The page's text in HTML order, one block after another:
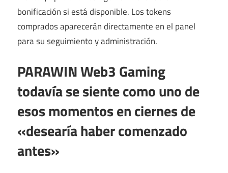
bonificación si está disponible. Los tokens
comprados aparecerán directamente en el panel
para su seguimiento y administración.
PARAWIN Web3 Gaming
todavía se siente como uno de
esos momentos en ciernes de
«desearía haber comenzado
antes»